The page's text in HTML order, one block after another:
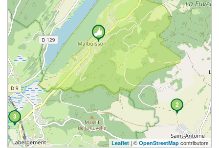
3
2
Leaflet| © OpenStreetMap contributors